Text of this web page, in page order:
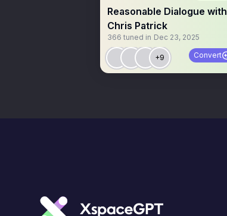
Reasonable Dialogue with
Chris Patrick
366 tuned in Dec 23, 2025
+9 Convert